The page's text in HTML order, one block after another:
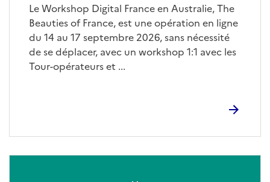
Le Workshop Digital France en Australie, The
Beauties of France, est une opération en ligne
du 14 au 17 septembre 2026, sans nécessité
de se déplacer, avec un workshop 1:1 avec les
Tour-opérateurs et ...